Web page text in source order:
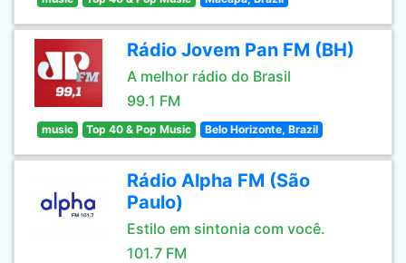
Rádio Jovem Pan FM (BH)
A melhor rádio do Brasil
99.1 FM
music Top 40 & Pop Music Belo Horizonte, Brazil
Rádio Alpha FM (São
Paulo)
Estilo em sintonia com você.
101.7 FM